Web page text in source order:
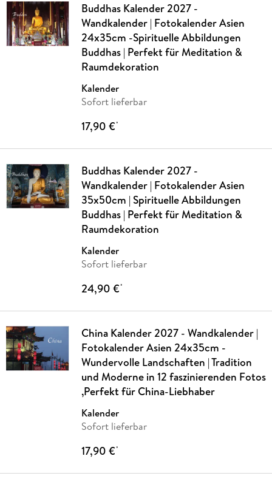
Buddhas Kalender 2027 -
Wandkalender | Fotokalender Asien
24x35cm -Spirituelle Abbildungen
Buddhas | Perfekt für Meditation &
Raumdekoration
Kalender
Sofort lieferbar
17,90 €*
Buddhas Kalender 2027 -
Wandkalender | Fotokalender Asien
35x50cm | Spirituelle Abbildungen
Buddhas | Perfekt für Meditation &
Raumdekoration
Kalender
Sofort lieferbar
24,90 €*
China Kalender 2027 - Wandkalender |
Fotokalender Asien 24x35cm -
Wundervolle Landschaften | Tradition
und Moderne in 12 faszinierenden Fotos
,Perfekt für China-Liebhaber
Kalender
Sofort lieferbar
17,90 €*